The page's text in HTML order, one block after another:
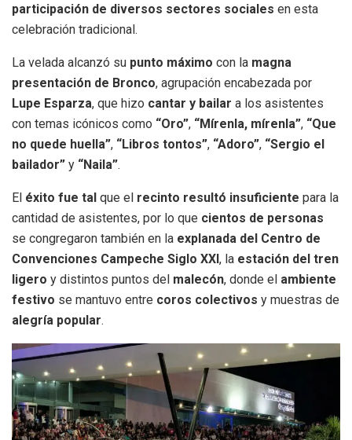
participación de diversos sectores sociales en esta
celebración tradicional.
La velada alcanzó su punto máximo con la magna
presentación de Bronco, agrupación encabezada por
Lupe Esparza, que hizo cantar y bailar a los asistentes
con temas icónicos como “Oro”, “Mírenla, mírenla”, “Que
no quede huella”, “Libros tontos”, “Adoro”, “Sergio el
bailador” y “Naila”.
El éxito fue tal que el recinto resultó insuficiente para la
cantidad de asistentes, por lo que cientos de personas
se congregaron también en la explanada del Centro de
Convenciones Campeche Siglo XXI, la estación del tren
ligero y distintos puntos del malecón, donde el ambiente
festivo se mantuvo entre coros colectivos y muestras de
alegría popular.